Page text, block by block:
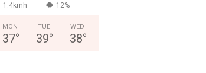
1.4kmh 12%
MON
37°
TUE
39°
WED
38°